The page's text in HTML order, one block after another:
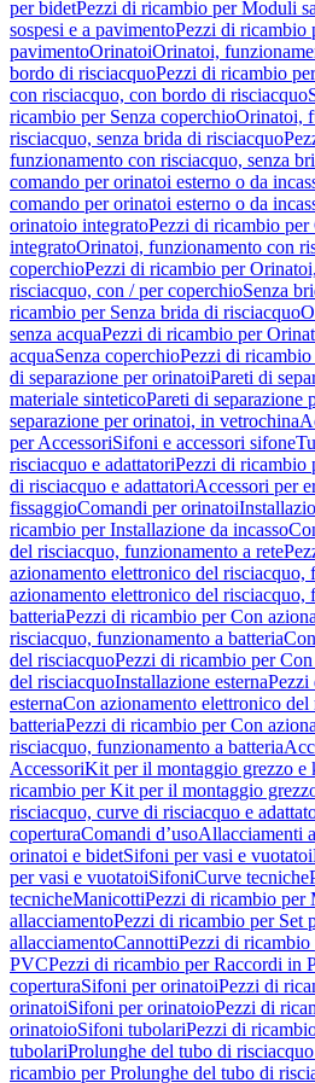
per bidetPezzi di ricambio per Moduli
sospesi e a pavimentoPezzi di ricambio
pavimentoOrinatoiOrinatoi,
bordo di risciacquoPezzi di ricambio
con risciacquo, con bordo di risciacquo
ricambio per Senza coperchioOrinatoi,
risciacquo, senza brida di risciacquo
funzionamento con risciacquo, senza
comando per orinatoi esterno o da
comando per orinatoi esterno o da
orinatoio integratoPezzi di ricambio
integratoOrinatoi, funzionamento con
coperchioPezzi di ricambio per
risciacquo, con / per coperchioSenza
ricambio per Senza brida di risciacquo
senza acquaPezzi di ricambio per
acquaSenza coperchioPezzi di
di separazione per orinatoiPareti di
materiale sinteticoPareti di separazione
separazione per orinatoi, in vetrochina
per AccessoriSifoni e accessori sifone
risciacquo e adattatoriPezzi di ricambio
di risciacquo e adattatoriAccessori per
fissaggioComandi per orinatoi
ricambio per Installazione da incasso
del risciacquo, funzionamento a rete
azionamento elettronico del risciacquo,
azionamento elettronico del risciacquo,
batteriaPezzi di ricambio per Con
risciacquo, funzionamento a batteria
del risciacquoPezzi di ricambio per
del risciacquoInstallazione esternaPezzi
esternaCon azionamento elettronico
batteriaPezzi di ricambio per Con
risciacquo, funzionamento a batteria
AccessoriKit per il montaggio grezzo e
ricambio per Kit per il montaggio
risciacquo, curve di risciacquo e
coperturaComandi d’usoAllacciamenti
orinatoi e bidetSifoni per vasi e vuotatoi
per vasi e vuotatoiSifoniCurve tecniche
tecnicheManicottiPezzi di ricambio per
allacciamentoPezzi di ricambio per Set
allacciamentoCannottiPezzi di ricambio
PVCPezzi di ricambio per Raccordi in
coperturaSifoni per orinatoiPezzi di
orinatoiSifoni per orinatoioPezzi di
orinatoioSifoni tubolariPezzi di
tubolariProlunghe del tubo di
ricambio per Prolunghe del tubo di